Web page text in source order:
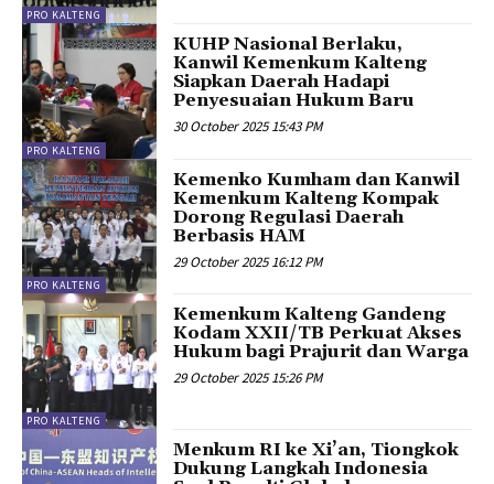
PRO KALTENG
PRO KALTENG
KUHP Nasional Berlaku,
Kanwil Kemenkum Kalteng
Siapkan Daerah Hadapi
Penyesuaian Hukum Baru
30 October 2025 15:43 PM
PRO KALTENG
Kemenko Kumham dan Kanwil
Kemenkum Kalteng Kompak
Dorong Regulasi Daerah
Berbasis HAM
29 October 2025 16:12 PM
PRO KALTENG
Kemenkum Kalteng Gandeng
Kodam XXII/TB Perkuat Akses
Hukum bagi Prajurit dan Warga
29 October 2025 15:26 PM
Menkum RI ke Xi’an, Tiongkok
Dukung Langkah Indonesia